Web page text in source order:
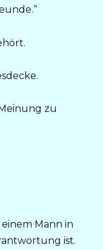
zu
einem Mann in
ist.